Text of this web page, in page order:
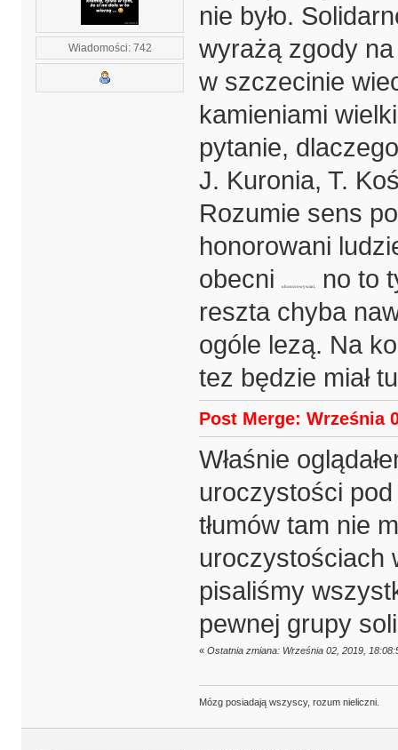
Wiadomości: 742
nie było.
wyrażą zgody
w szczecinie
kamieniami
pytanie,
J. Kuronia, T.
Rozumie sens
honorowani
obecni
uhonorowywani,
no to
reszta chyba
ogóle lezą. Na
tez będzie miał
Post Merge: Września
Właśnie
uroczystości
tłumów tam nie
uroczystościach
pisaliśmy
pewnej grupy
« Ostatnia zmiana: Września 02, 2019,
Mózg posiadają wszyscy, rozum nieliczni.